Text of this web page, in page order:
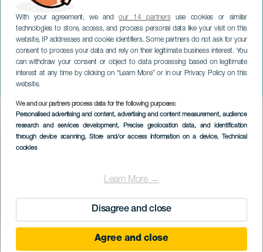
With your agreement, we andour 14 partnersuse cookies or similar
technologies to store, access, and process personal data like your visit on this
website, IP addresses and cookie identifiers. Some partners do not ask for your
consent to process your data and rely on their legitimate business interest. You
can withdraw your consent or object to data processing based on legitimate
interest at any time by clicking on “Learn More” or in our Privacy Policy on this
website.
We and our partners process data for the following purposes:
Personalised advertising and content, advertising and content measurement, audience
research and services development, Precise geolocation data, and identification
through device scanning, Store and/or access information on a device, Technical
cookies
Learn More →
Disagree and close
Agree and close
Canarias Surf Film Festival
TENERIFE
Imagen
Listado